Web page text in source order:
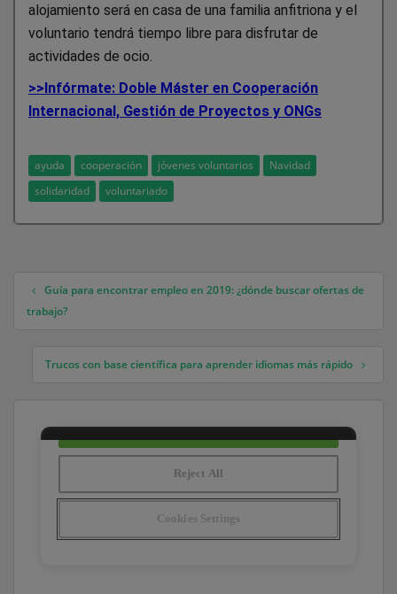
alojamiento será en casa de una familia anfitriona y el
voluntario tendrá tiempo libre para disfrutar de
actividades de ocio.
>>Infórmate: Doble Máster en Cooperación
Internacional, Gestión de Proyectos y ONGs
ayuda cooperación jóvenes voluntarios
Navidad
solidaridad
voluntariado
Navegación de entradas
Guía para encontrar empleo en 2019: ¿dónde buscar ofertas de
trabajo?
Trucos con base científica para aprender idiomas más rápido